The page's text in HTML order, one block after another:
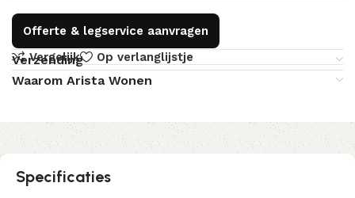
Offerte & legservice aanvragen
Vergelijk
Op verlanglijstje
Verzending
Waarom Arista Wonen
Specificaties